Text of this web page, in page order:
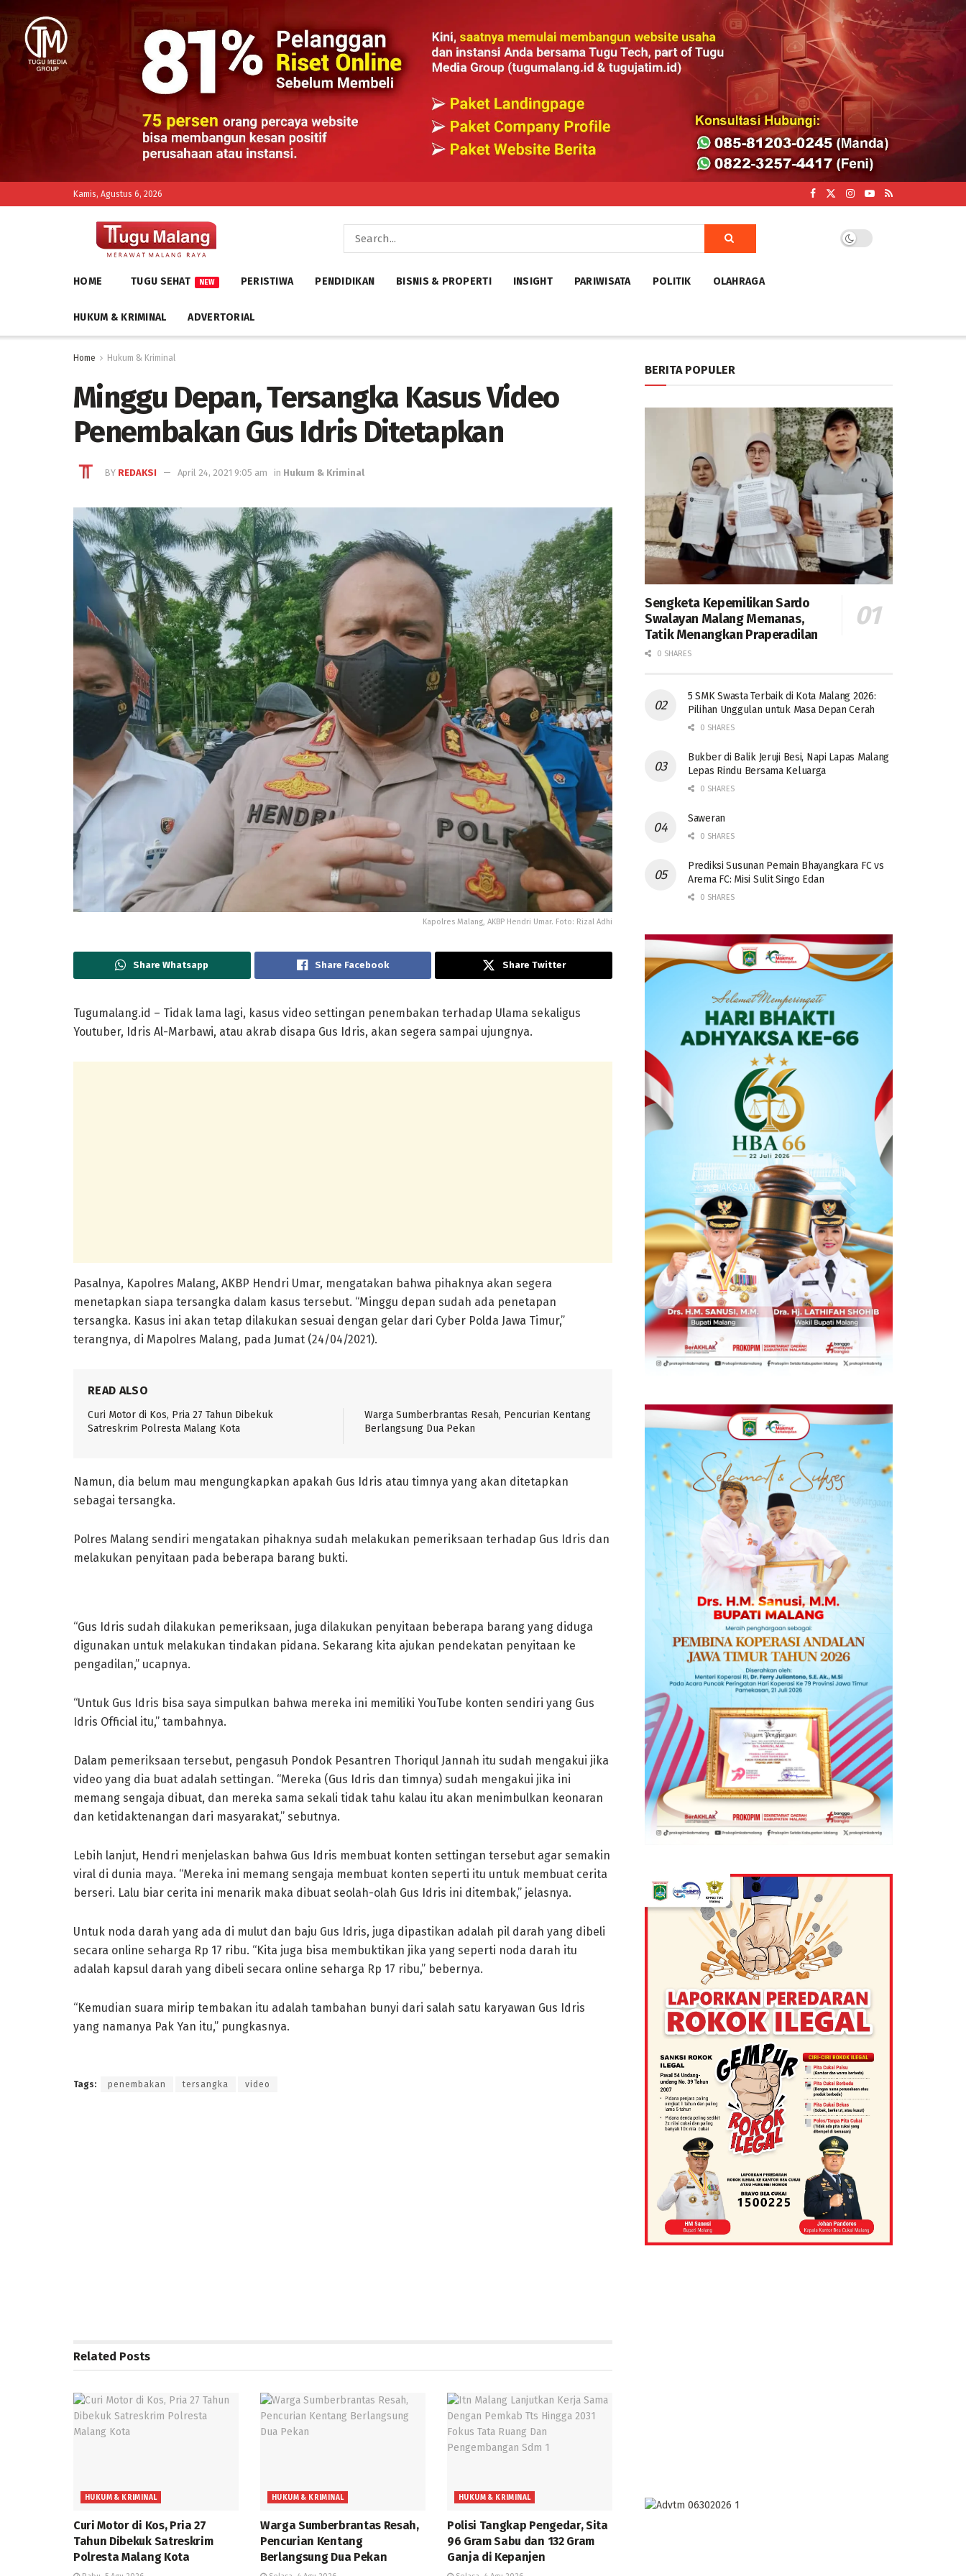
Kamis, Agustus 6, 2026
HOME TUGU SEHAT NEW PERISTIWA PENDIDIKAN BISNIS & PROPERTI INSIGHT PARIWISATA POLITIK OLAHRAGA
HUKUM & KRIMINAL ADVERTORIAL
Home Hukum & Kriminal
Minggu Depan, Tersangka Kasus Video
Penembakan Gus Idris Ditetapkan
BY REDAKSI April 24, 2021 9:05 am in Hukum & Kriminal
Kapolres Malang, AKBP Hendri Umar. Foto: Rizal Adhi
Share Whatsapp Share Facebook Share Twitter
Tugumalang.id – Tidak lama lagi, kasus video settingan penembakan terhadap Ulama sekaligus
Youtuber, Idris Al-Marbawi, atau akrab disapa Gus Idris, akan segera sampai ujungnya.
Pasalnya, Kapolres Malang, AKBP Hendri Umar, mengatakan bahwa pihaknya akan segera
menetapkan siapa tersangka dalam kasus tersebut. “Minggu depan sudah ada penetapan
tersangka. Kasus ini akan tetap dilakukan sesuai dengan gelar dari Cyber Polda Jawa Timur,”
terangnya, di Mapolres Malang, pada Jumat (24/04/2021).
READ ALSO
Curi Motor di Kos, Pria 27 Tahun Dibekuk
Satreskrim Polresta Malang Kota
Warga Sumberbrantas Resah, Pencurian Kentang
Berlangsung Dua Pekan
Namun, dia belum mau mengungkapkan apakah Gus Idris atau timnya yang akan ditetapkan
sebagai tersangka.
Polres Malang sendiri mengatakan pihaknya sudah melakukan pemeriksaan terhadap Gus Idris dan
melakukan penyitaan pada beberapa barang bukti.
“Gus Idris sudah dilakukan pemeriksaan, juga dilakukan penyitaan beberapa barang yang diduga
digunakan untuk melakukan tindakan pidana. Sekarang kita ajukan pendekatan penyitaan ke
pengadilan,” ucapnya.
“Untuk Gus Idris bisa saya simpulkan bahwa mereka ini memiliki YouTube konten sendiri yang Gus
Idris Official itu,” tambahnya.
Dalam pemeriksaan tersebut, pengasuh Pondok Pesantren Thoriqul Jannah itu sudah mengakui jika
video yang dia buat adalah settingan. “Mereka (Gus Idris dan timnya) sudah mengakui jika ini
memang sengaja dibuat, dan mereka sama sekali tidak tahu kalau itu akan menimbulkan keonaran
dan ketidaktenangan dari masyarakat,” sebutnya.
Lebih lanjut, Hendri menjelaskan bahwa Gus Idris membuat konten settingan tersebut agar semakin
viral di dunia maya. “Mereka ini memang sengaja membuat konten seperti itu untuk membuat cerita
berseri. Lalu biar cerita ini menarik maka dibuat seolah-olah Gus Idris ini ditembak,” jelasnya.
Untuk noda darah yang ada di mulut dan baju Gus Idris, juga dipastikan adalah pil darah yang dibeli
secara online seharga Rp 17 ribu. “Kita juga bisa membuktikan jika yang seperti noda darah itu
adalah kapsul darah yang dibeli secara online seharga Rp 17 ribu,” bebernya.
“Kemudian suara mirip tembakan itu adalah tambahan bunyi dari salah satu karyawan Gus Idris
yang namanya Pak Yan itu,” pungkasnya.
Tags: penembakan tersangka video
Related Posts
HUKUM & KRIMINAL
Curi Motor di Kos, Pria 27
Tahun Dibekuk Satreskrim
Polresta Malang Kota
HUKUM & KRIMINAL
Warga Sumberbrantas Resah,
Pencurian Kentang
Berlangsung Dua Pekan
HUKUM & KRIMINAL
Polisi Tangkap Pengedar, Sita
96 Gram Sabu dan 132 Gram
Ganja di Kepanjen
BERITA POPULER
Sengketa Kepemilikan Sardo
Swalayan Malang Memanas,
Tatik Menangkan Praperadilan
0 SHARES
5 SMK Swasta Terbaik di Kota Malang 2026:
Pilihan Unggulan untuk Masa Depan Cerah
0 SHARES
Bukber di Balik Jeruji Besi, Napi Lapas Malang
Lepas Rindu Bersama Keluarga
0 SHARES
Saweran
0 SHARES
Prediksi Susunan Pemain Bhayangkara FC vs
Arema FC: Misi Sulit Singo Edan
0 SHARES